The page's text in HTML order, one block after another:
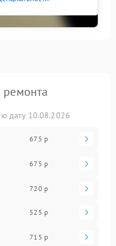
ремонта
дату 10.08.2026
675 р
675 р
720 р
525 р
715 р